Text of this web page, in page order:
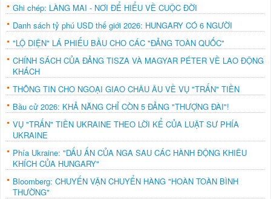
Ghi chép: LÀNG MAI - NƠI ĐỂ HIỂU VỀ CUỘC ĐỜI
Danh sách tỷ phú USD thế giới 2026: HUNGARY CÓ 6 NGƯỜI
"LỘ DIỆN" LÁ PHIẾU BẦU CHO CÁC "ĐẢNG TOÀN QUỐC"
CHÍNH SÁCH CỦA ĐẢNG TISZA VÀ MAGYAR PÉTER VỀ LAO ĐỘNG
KHÁCH
THÔNG TIN CHO NGOẠI GIAO CHÂU ÂU VỀ VỤ "TRẤN" TIỀN
Bầu cử 2026: KHẢ NĂNG CHỈ CÒN 5 ĐẢNG "THƯỢNG ĐÀI"!
VỤ "TRẤN" TIỀN UKRAINE THEO LỜI KỂ CỦA LUẬT SƯ PHÍA
UKRAINE
Phía Ukraine: "DẤU ẤN CỦA NGA SAU CÁC HÀNH ĐỘNG KHIÊU
KHÍCH CỦA HUNGARY"
Bloomberg: CHUYẾN VẬN CHUYỂN HÀNG "HOÀN TOÀN BÌNH
THƯỜNG"